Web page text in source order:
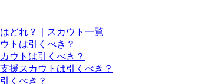
どれ？｜スカウト一覧
トは引くべき？
ウトは引くべき？
援スカウトは引くべき？
くべき？